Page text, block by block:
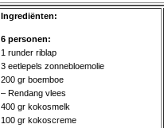
Ingrediënten:
6 personen:
1 runder riblap
3 eetlepels zonnebloemolie
200 gr boemboe
– Rendang vlees
400 gr kokosmelk
100 gr kokoscreme